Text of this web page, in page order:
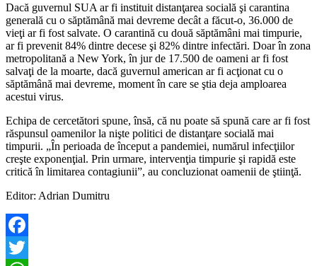
Dacă guvernul SUA ar fi instituit distanţarea socială şi carantina
generală cu o săptămână mai devreme decât a făcut-o, 36.000 de
vieţi ar fi fost salvate. O carantină cu două săptămâni mai timpurie,
ar fi prevenit 84% dintre decese şi 82% dintre infectări. Doar în zona
metropolitană a New York, în jur de 17.500 de oameni ar fi fost
salvaţi de la moarte, dacă guvernul american ar fi acţionat cu o
săptămână mai devreme, moment în care se ştia deja amploarea
acestui virus.
Echipa de cercetători spune, însă, că nu poate să spună care ar fi fost
răspunsul oamenilor la nişte politici de distanţare socială mai
timpurii. „În perioada de început a pandemiei, numărul infecţiilor
creşte exponenţial. Prin urmare, intervenţia timpurie şi rapidă este
critică în limitarea contagiunii”, au concluzionat oamenii de ştiinţă.
Editor: Adrian Dumitru
Facebook